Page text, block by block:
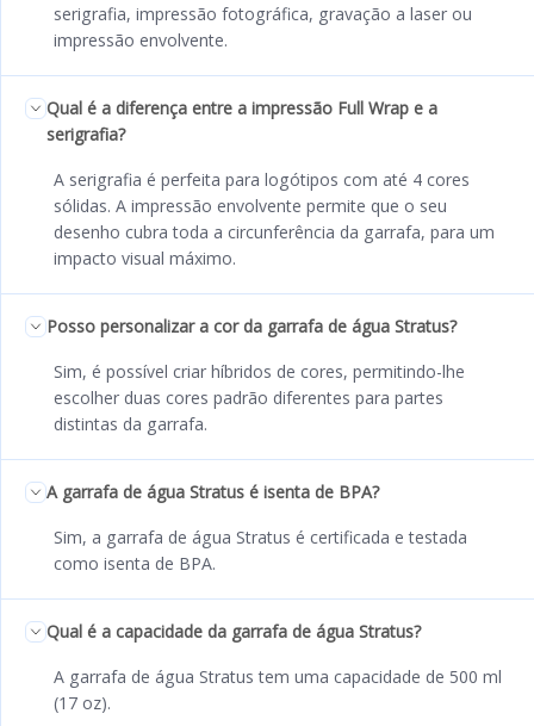
serigrafia, impressão fotográfica, gravação a laser ou
impressão envolvente.
Qual é a diferença entre a impressão Full Wrap e a
serigrafia?
A serigrafia é perfeita para logótipos com até 4 cores
sólidas. A impressão envolvente permite que o seu
desenho cubra toda a circunferência da garrafa, para um
impacto visual máximo.
Posso personalizar a cor da garrafa de água Stratus?
Sim, é possível criar híbridos de cores, permitindo-lhe
escolher duas cores padrão diferentes para partes
distintas da garrafa.
A garrafa de água Stratus é isenta de BPA?
Sim, a garrafa de água Stratus é certificada e testada
como isenta de BPA.
Qual é a capacidade da garrafa de água Stratus?
A garrafa de água Stratus tem uma capacidade de 500 ml
(17 oz).